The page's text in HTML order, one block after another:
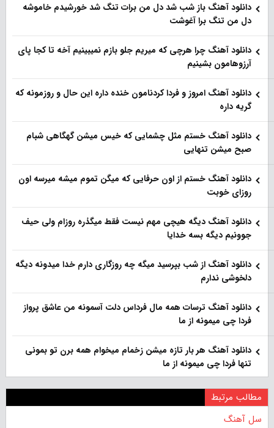
دانلود آهنگ باز شب شد دل من برات تنگ شد خورشیدم خاموشه
دل من تنگ برا آغوشت
دانلود آهنگ چرا هرچی که میریم جلو بازم نمیبینیم آخه تا کجا پای
آرزوهامون بشینیم
دانلود آهنگ امروز و فردا کردنامون خنده داره این حال و روزمونه که
گریه داره
دانلود آهنگ خستم مثل چشمایی که خیس میشن گهگاهی شبام
صبح میشن تنهایی
دانلود آهنگ خستم از اون حرفایی که میگن تموم میشه میرسه اون
روزای خوبت
دانلود آهنگ دیگه هیچی مهم نیست فقط میگذره روزام ولی حیف
جوونیم دیگه بسه خدایا
دانلود آهنگ از شب بپرسید میگه چه روزگاری دارم خدا میدونه دیگه
دلخوشی ندارم
دانلود آهنگ ترسات همه مال فرداس دلت آسمونه من عاشق پرواز
فردا چی میمونه از ما
دانلود آهنگ هر بار تازه میشن زخمام میخوام همه برن تو بمونی
تنها فردا چی میمونه از ما
مطالب مرتبط
سل آهنگ